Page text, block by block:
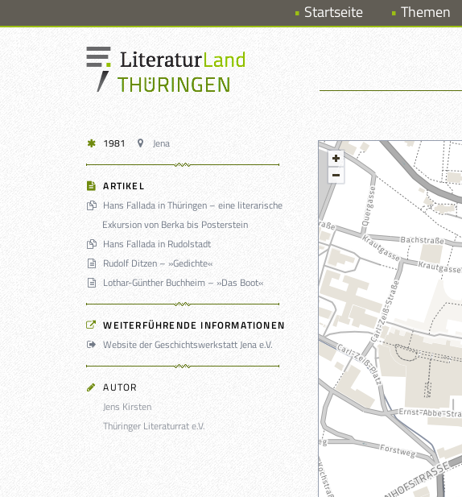
Startseite Themen
1981 Jena
ARTIKEL
Hans Fallada in Thüringen – eine literarische
Exkursion von Berka bis Posterstein
Hans Fallada in Rudolstadt
Rudolf Ditzen – »Gedichte«
Lothar-Günther Buchheim – »Das Boot«
WEITERFÜHRENDE INFORMATIONEN
Website der Geschichtswerkstatt Jena e.V.
AUTOR
Jens Kirsten
Thüringer Literaturrat e.V.